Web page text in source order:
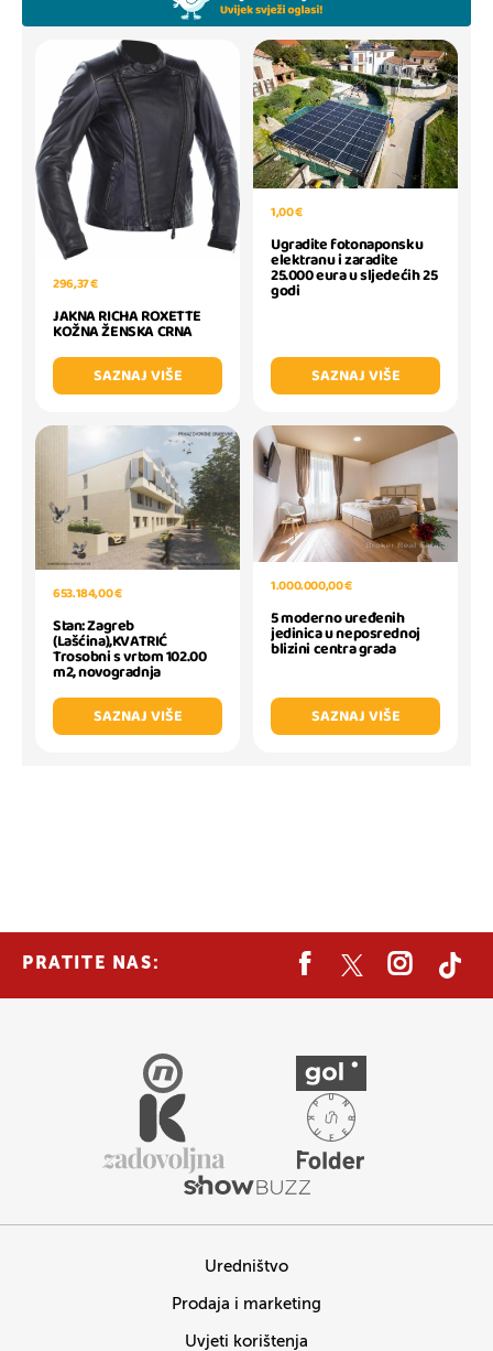
296,37 €
JAKNA RICHA ROXETTE
KOŽNA ŽENSKA CRNA
SAZNAJ VIŠE
1,00 €
Ugradite fotonaponsku
elektranu i zaradite
25.000 eura u sljedećih 25
godi
SAZNAJ VIŠE
653.184,00 €
Stan: Zagreb
(Lašćina),KVATRIĆ
Trosobni s vrtom 102.00
m2, novogradnja
SAZNAJ VIŠE
1.000.000,00 €
5 moderno uređenih
jedinica u neposrednoj
blizini centra grada
SAZNAJ VIŠE
PRATITE NAS:
Uredništvo
Prodaja i marketing
Uvjeti korištenja